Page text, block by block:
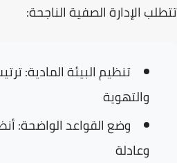
تتطلب الإدارة الصفية الناجحة:
تنظيم البيئة المادية:
والتهوية
وضع القواعد الواضحة:
وعادلة